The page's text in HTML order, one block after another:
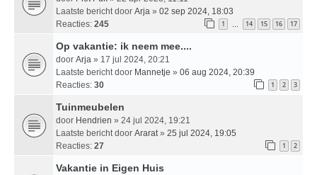
Laatste bericht door Arja » 02 sep 2024, 18:03
Reacties: 245 1 … 14 15 16 17
Op vakantie: ik neem mee....
door Arja » 17 jul 2024, 20:21
Laatste bericht door Mannetje » 06 aug 2024, 20:39
Reacties: 30 1 2 3
Tuinmeubelen
door Hendrien » 24 jul 2024, 19:21
Laatste bericht door Ararat » 25 jul 2024, 19:05
Reacties: 27 1 2
Vakantie in Eigen Huis